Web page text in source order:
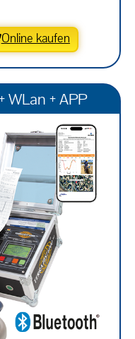
Online kaufen
WLan + APP